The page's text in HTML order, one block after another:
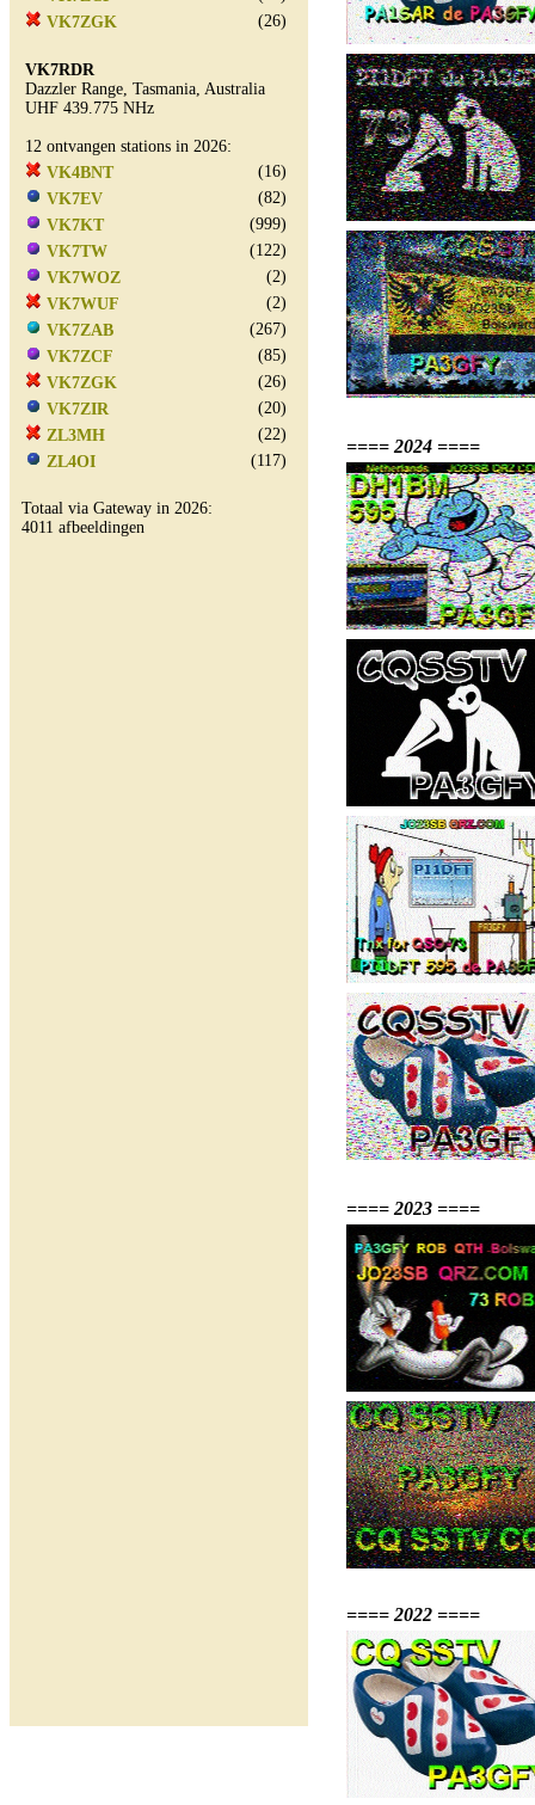
VK7ZGK
(26)
VK7RDR
Dazzler Range, Tasmania, Australia
UHF 439.775 NHz
12 ontvangen stations in 2026:
VK4BNT
(16)
VK7EV
(82)
VK7KT
(999)
VK7TW
(122)
VK7WOZ
(2)
VK7WUF
(2)
VK7ZAB
(267)
VK7ZCF
(85)
VK7ZGK
(26)
VK7ZIR
(20)
ZL3MH
(22)
ZL4OI
(117)
Totaal via Gateway in 2026:
4011 afbeeldingen
==== 2024 ====
==== 2023 ====
==== 2022 ====